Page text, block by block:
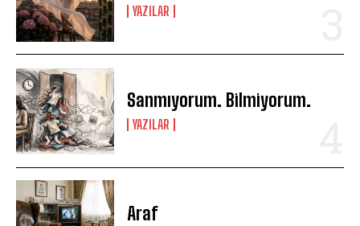
YAZILAR
Sanmıyorum. Bilmiyorum.
YAZILAR
Araf